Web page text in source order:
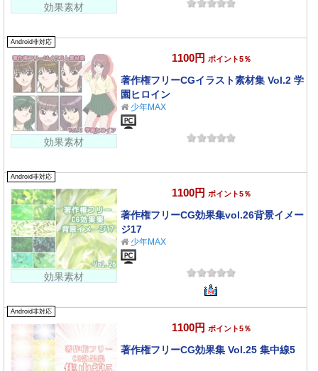
効果素材
Android非対応
効果素材
1100円 ポイント5％
著作権フリーCGイラスト素材集 Vol.2 学
園ヒロイン
少年MAX
Android非対応
効果素材
1100円 ポイント5％
著作権フリーCG効果集vol.26背景イメー
ジ17
少年MAX
Android非対応
1100円 ポイント5％
著作権フリーCG効果集 Vol.25 集中線5